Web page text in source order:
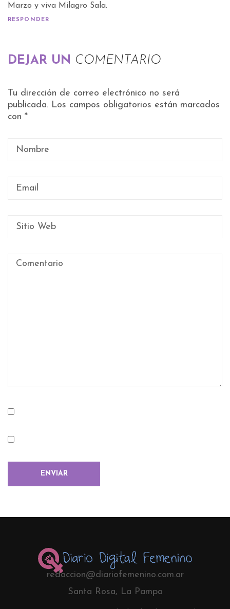
Marzo y viva Milagro Sala.
RESPONDER
DEJAR UN COMENTARIO
Tu dirección de correo electrónico no será
publicada. Los campos obligatorios están marcados
con *
redaccion@diariofemenino.com.ar
Santa Rosa, La Pampa